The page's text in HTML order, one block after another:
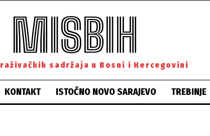
MISBIH
sadržaja u Bosni i Hercegovini
KONTAKT ISTOČNO NOVO SARAJEVO TREBINJE